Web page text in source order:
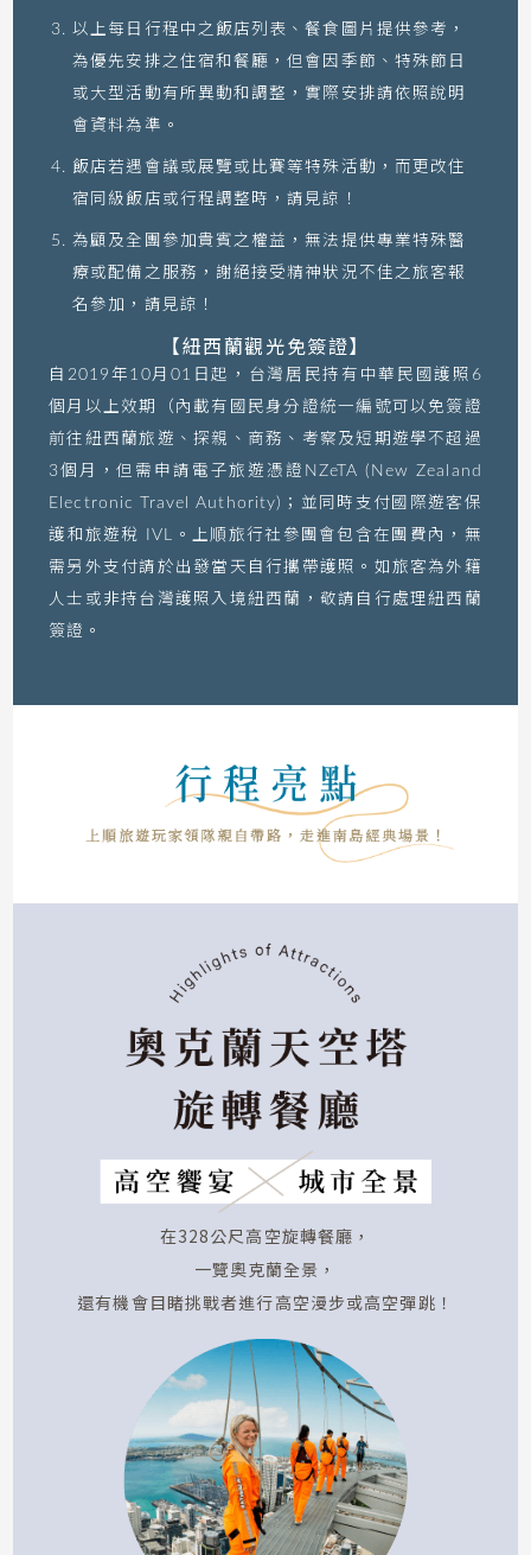
以上每日行程中之飯店列表、餐食圖片提供參考，
為優先安排之住宿和餐廳，但會因季節、特殊節日
或大型活動有所異動和調整，實際安排請依照說明
會資料為準。
飯店若遇會議或展覽或比賽等特殊活動，而更改住
宿同級飯店或行程調整時，請見諒！
為顧及全團參加貴賓之權益，無法提供專業特殊醫
療或配備之服務，謝絕接受精神狀況不佳之旅客報
名參加，請見諒！
【紐西蘭觀光免簽證】
自2019年10月01日起，台灣居民持有中華民國護照6
個月以上效期（內載有國民身分證統一編號可以免簽證
前往紐西蘭旅遊、探親、商務、考察及短期遊學不超過
3個月，但需申請電子旅遊憑證NZeTA (New Zealand
Electronic Travel Authority)；並同時支付國際遊客保
護和旅遊稅 IVL。上順旅行社參團會包含在團費內，無
需另外支付請於出發當天自行攜帶護照。如旅客為外籍
人士或非持台灣護照入境紐西蘭，敬請自行處理紐西蘭
簽證。
在328公尺高空旋轉餐廳，
一覽奧克蘭全景，
還有機會目睹挑戰者進行高空漫步或高空彈跳！